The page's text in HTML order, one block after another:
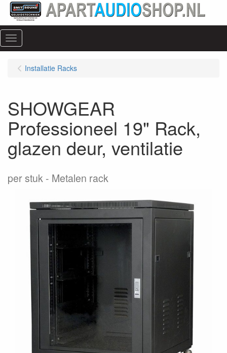
Menu
Installatie Racks
SHOWGEAR
Professioneel 19" Rack,
glazen deur, ventilatie
per stuk Metalen rack